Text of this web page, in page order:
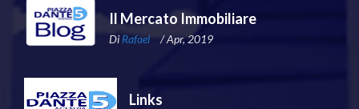
Il Mercato Immobiliare
Di Rafael / Apr, 2019
Links